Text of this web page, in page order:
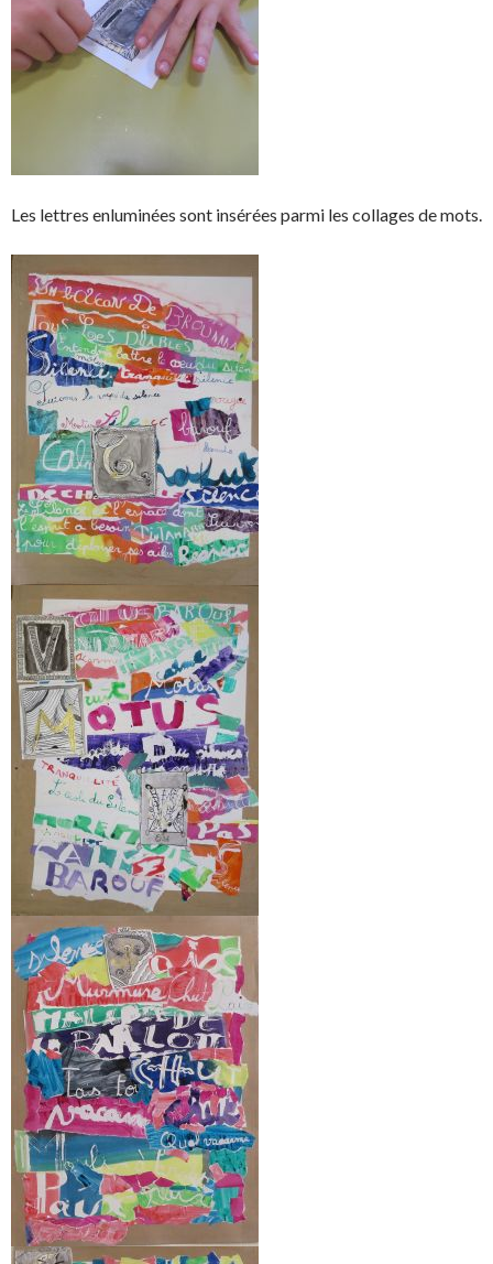
Les lettres enluminées sont insérées parmi les collages de mots.